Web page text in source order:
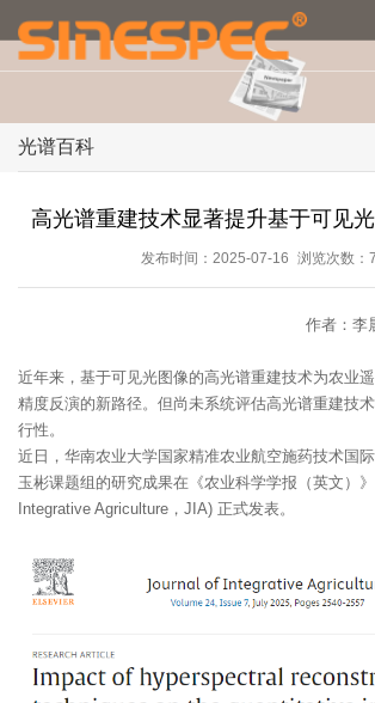
光谱百科
高光谱重建技术显著提升基于可见
发布时间：2025-07-16 浏览次数：
作者：李
近年来，基于可见光图像的高光谱重建技术为农业
精度反演的新路径。但尚未系统评估高光谱重建技
行性。
近日，华南农业大学国家精准农业航空施药技术国
玉彬课题组的研究成果在《农业科学学报（英文）
Integrative Agriculture，JIA) 正式发表。